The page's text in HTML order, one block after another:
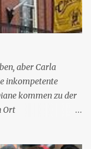
(D/A/CH) 14.
Sitcom
erdacht wurde 🏫
eine etwas
herrschenden
aber Carla
inkompetente
kommen zu der
Ort